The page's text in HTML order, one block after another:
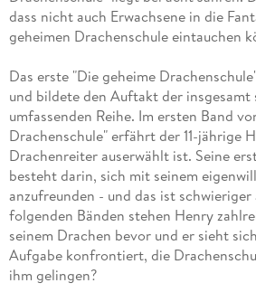
dass nicht auch Erwachsene in die
geheimen Drachenschule eintauchen
Das erste "Die geheime
und bildete den Auftakt der insgesamt
umfassenden Reihe. Im ersten Band
Drachenschule" erfährt der 11-jährige
Drachenreiter auserwählt ist. Seine
besteht darin, sich mit seinem
anzufreunden - und das ist
folgenden Bänden stehen Henry
seinem Drachen bevor und er sieht
Aufgabe konfrontiert, die
ihm gelingen?